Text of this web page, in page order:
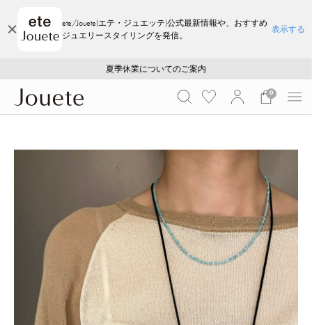
ete/Jouete(エテ・ジュエッテ)公式最新情報や、おすすめ
ジュエリースタイリングを発信。
表示する
採用のご案内
ご注文いただいたお品物のお届け状況について
夏季休業についてのご案内
WEB LIMITED ITEMS >>
採用のご案内
ご注文いただいたお品物のお届け状況について
0